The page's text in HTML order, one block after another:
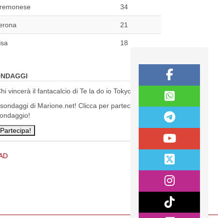
34
21
18
vincerà il fantacalcio di Te la do io Tokyo?
di Marione.net! Clicca per partecipare al